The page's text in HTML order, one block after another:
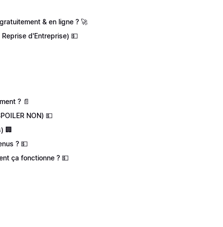
& en ligne ? 🚀
d'Entreprise) 💵
? 📄
NON) 💵
🏢
? 💵
ça fonctionne ? 💵